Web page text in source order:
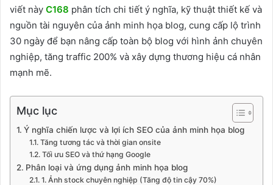
viết này C168 phân tích chi tiết ý nghĩa, kỹ thuật thiết kế và
nguồn tài nguyên của ảnh minh họa blog, cung cấp lộ trình
30 ngày để bạn nâng cấp toàn bộ blog với hình ảnh chuyên
nghiệp, tăng traffic 200% và xây dựng thương hiệu cá nhân
mạnh mẽ.
Mục lục
Ý nghĩa chiến lược và lợi ích SEO của ảnh minh họa blog
Tăng tương tác và thời gian onsite
Tối ưu SEO và thứ hạng Google
Phân loại và ứng dụng ảnh minh họa blog
1. Ảnh stock chuyên nghiệp (Tăng độ tin cậy 70%)